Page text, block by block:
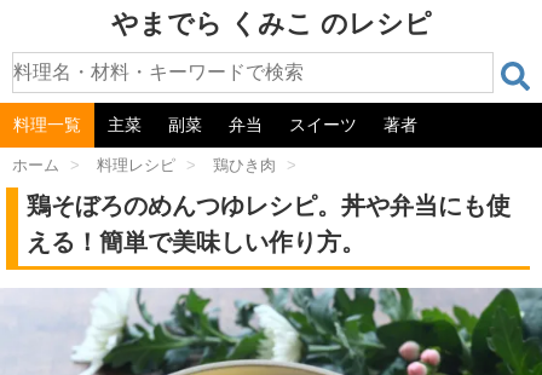
やまでら くみこ のレシピ
料理一覧 主菜 副菜 弁当 スイーツ 著者
ホーム > 料理レシピ > 鶏ひき肉 >
鶏そぼろのめんつゆレシピ。丼や弁当にも使
える！簡単で美味しい作り方。